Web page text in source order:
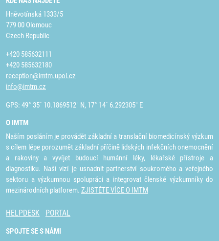
Hněvotínská 1333/5
779 00 Olomouc
Czech Republic
+420 585632111
+420 585632180
reception@imtm.upol.cz
info@imtm.cz
GPS: 49° 35´ 10.1869512" N, 17° 14´ 6.292305" E
O IMTM
Naším posláním je provádět základní a translační biomedicínský výzkum
s cílem lépe porozumět základní příčině lidských infekčních onemocnění
a rakoviny a vyvíjet budoucí humánní léky, lékařské přístroje a
diagnostiku. Naší vizí je usnadnit partnerství soukromého a veřejného
sektoru a výzkumnou spolupráci a integrovat členské výzkumníky do
mezinárodních platforem. ZJISTĚTE VÍCE O IMTM
HELPDESK PORTAL
SPOJTE SE S NÁMI